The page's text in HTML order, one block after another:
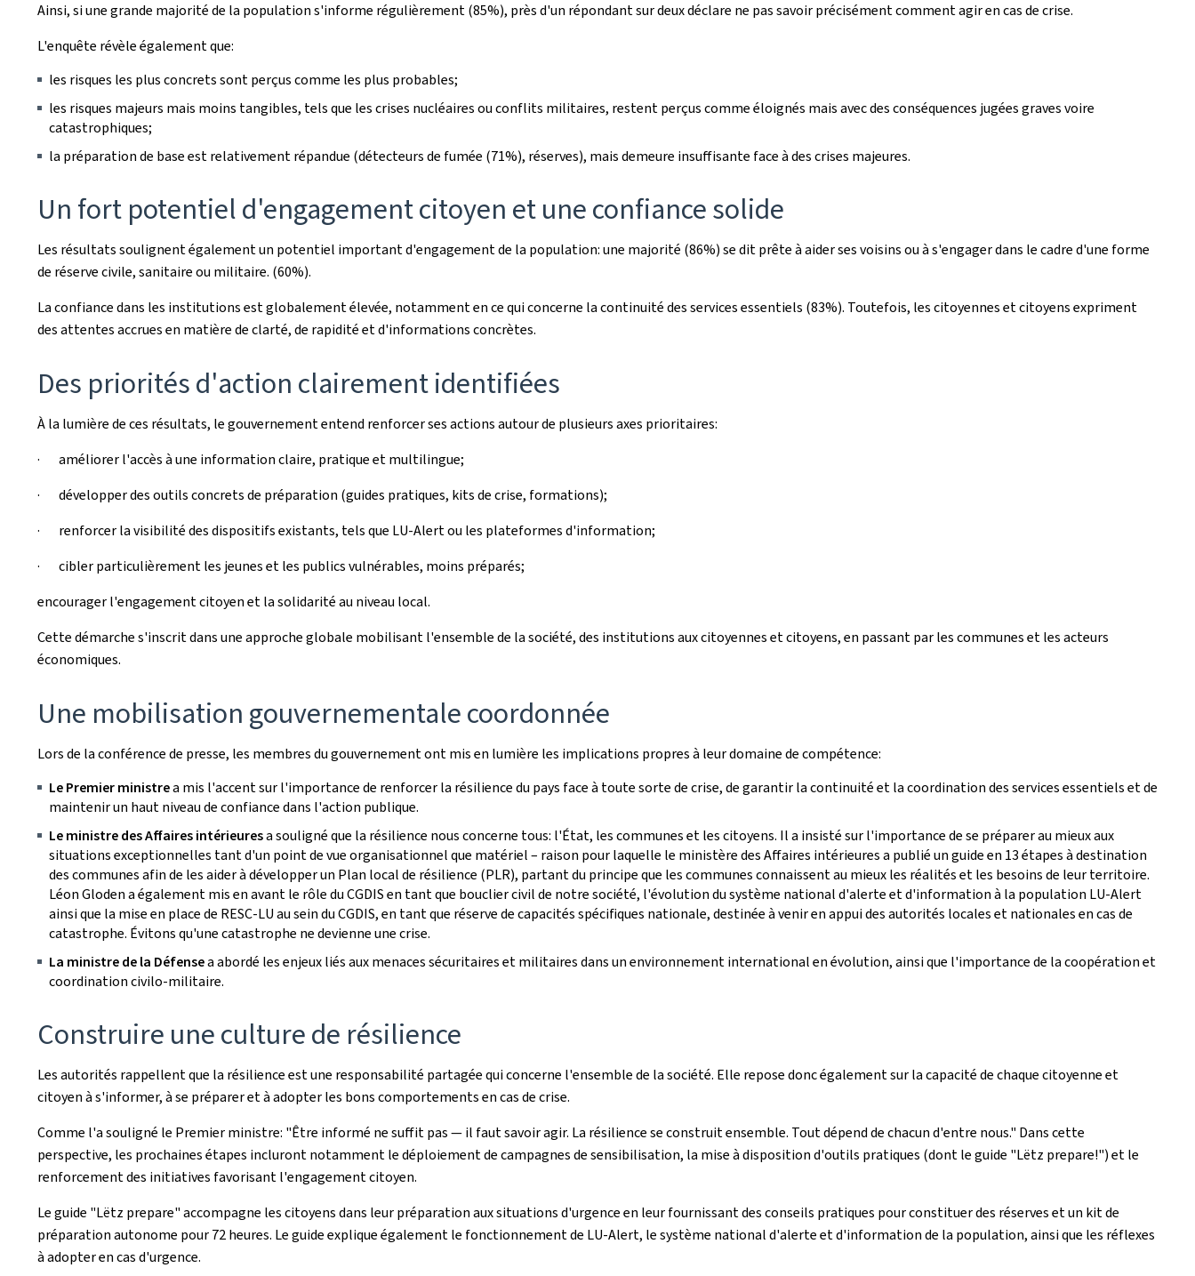
Ainsi, si une grande majorité de la population s'informe régulièrement (85%), près d'un répondant sur deux déclare ne pas savoir précisément comment agir en cas de crise.
L'enquête révèle également que:
les risques les plus concrets sont perçus comme les plus probables;
les risques majeurs mais moins tangibles, tels que les crises nucléaires ou conflits militaires, restent perçus comme éloignés mais avec des conséquences jugées graves voire
catastrophiques;
la préparation de base est relativement répandue (détecteurs de fumée (71%), réserves), mais demeure insuffisante face à des crises majeures.
Un fort potentiel d'engagement citoyen et une confiance solide
Les résultats soulignent également un potentiel important d'engagement de la population: une majorité (86%) se dit prête à aider ses voisins ou à s'engager dans le cadre d'une forme
de réserve civile, sanitaire ou militaire. (60%).
La confiance dans les institutions est globalement élevée, notamment en ce qui concerne la continuité des services essentiels (83%). Toutefois, les citoyennes et citoyens expriment
des attentes accrues en matière de clarté, de rapidité et d'informations concrètes.
Des priorités d'action clairement identifiées
À la lumière de ces résultats, le gouvernement entend renforcer ses actions autour de plusieurs axes prioritaires:
· améliorer l'accès à une information claire, pratique et multilingue;
· développer des outils concrets de préparation (guides pratiques, kits de crise, formations);
· renforcer la visibilité des dispositifs existants, tels que LU-Alert ou les plateformes d'information;
· cibler particulièrement les jeunes et les publics vulnérables, moins préparés;
encourager l'engagement citoyen et la solidarité au niveau local.
Cette démarche s'inscrit dans une approche globale mobilisant l'ensemble de la société, des institutions aux citoyennes et citoyens, en passant par les communes et les acteurs
économiques.
Une mobilisation gouvernementale coordonnée
Lors de la conférence de presse, les membres du gouvernement ont mis en lumière les implications propres à leur domaine de compétence:
Le Premier ministrea mis l'accent sur l'importance de renforcer la résilience du pays face à toute sorte de crise, de garantir la continuité et la coordination des services essentiels et de
maintenir un haut niveau de confiance dans l'action publique.
Le ministre des Affaires intérieuresa souligné que la résilience nous concerne tous: l'État, les communes et les citoyens. Il a insisté sur l'importance de se préparer au mieux aux
situations exceptionnelles tant d'un point de vue organisationnel que matériel – raison pour laquelle le ministère des Affaires intérieures a publié un guide en 13 étapes à destination
des communes afin de les aider à développer un Plan local de résilience (PLR), partant du principe que les communes connaissent au mieux les réalités et les besoins de leur territoire.
Léon Gloden a également mis en avant le rôle du CGDIS en tant que bouclier civil de notre société, l'évolution du système national d'alerte et d'information à la population LU-Alert
ainsi que la mise en place de RESC-LU au sein du CGDIS, en tant que réserve de capacités spéciﬁques nationale, destinée à venir en appui des autorités locales et nationales en cas de
catastrophe. Évitons qu'une catastrophe ne devienne une crise.
La ministre de la Défensea abordé les enjeux liés aux menaces sécuritaires et militaires dans un environnement international en évolution, ainsi que l'importance de la coopération et
coordination civilo-militaire.
Construire une culture de résilience
Les autorités rappellent que la résilience est une responsabilité partagée qui concerne l'ensemble de la société. Elle repose donc également sur la capacité de chaque citoyenne et
citoyen à s'informer, à se préparer et à adopter les bons comportements en cas de crise.
Comme l'a souligné le Premier ministre: "Être informé ne suffit pas — il faut savoir agir. La résilience se construit ensemble. Tout dépend de chacun d'entre nous." Dans cette
perspective, les prochaines étapes incluront notamment le déploiement de campagnes de sensibilisation, la mise à disposition d'outils pratiques (dont le guide "Lëtz prepare!") et le
renforcement des initiatives favorisant l'engagement citoyen.
Le guide "Lëtz prepare" accompagne les citoyens dans leur préparation aux situations d'urgence en leur fournissant des conseils pratiques pour constituer des réserves et un kit de
préparation autonome pour 72 heures. Le guide explique également le fonctionnement de LU-Alert, le système national d'alerte et d'information de la population, ainsi que les réflexes
à adopter en cas d'urgence.